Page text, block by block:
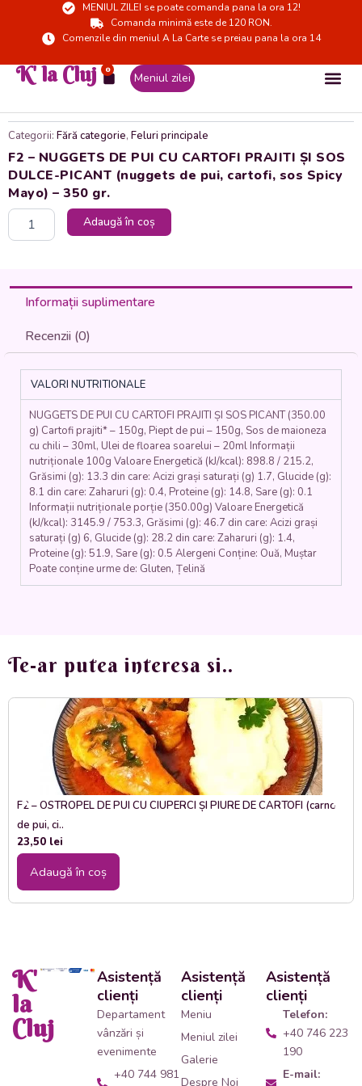
MENIUL ZILEI se poate comanda pana la ora 12!
Comanda minimă este de 120 RON.
Comenzile din meniul A La Carte se preiau pana la ora 14
K' la Cluj 0
Cart Meniul zilei
Categorii: Fără categorie, Feluri principale
F2 – NUGGETS DE PUI CU CARTOFI PRAJITI ȘI SOS
DULCE-PICANT (nuggets de pui, cartofi, sos Spicy
Mayo) – 350 gr.
Cantitate
CARTOFI
PRAJITI
PICANT
(nuggets
cartofi,
Spicy
Mayo)
Adaugă în coș
Informații suplimentare
Recenzii (0)
VALORI NUTRITIONALE
NUGGETS DE PUI CU CARTOFI PRAJITI ȘI SOS PICANT (350.00
g) Cartofi prajiti* – 150g, Piept de pui – 150g, Sos de maioneza
cu chili – 30ml, Ulei de floarea soarelui – 20ml Informații
nutriționale 100g Valoare Energetică (kJ/kcal): 898.8 / 215.2,
Grăsimi (g): 13.3 din care: Acizi grași saturați (g) 1.7, Glucide (g):
8.1 din care: Zaharuri (g): 0.4, Proteine (g): 14.8, Sare (g): 0.1
Informații nutriționale porție (350.00g) Valoare Energetică
(kJ/kcal): 3145.9 / 753.3, Grăsimi (g): 46.7 din care: Acizi grași
saturați (g) 6, Glucide (g): 28.2 din care: Zaharuri (g): 1.4,
Proteine (g): 51.9, Sare (g): 0.5 Alergeni Conține: Ouă, Muștar
Poate conține urme de: Gluten, Țelină
Te-ar putea interesa si..
F2 – OSTROPEL DE PUI CU CIUPERCI ȘI PIURE DE CARTOFI (carne
de pui, ci..
23,50 lei
Adaugă în coș
K'
la
Cluj
Asistență
clienți
Departament
vânzări și
evenimente
+40 744 981
Asistență
clienți
Meniu
Meniul zilei
Galerie
Despre Noi
Asistență
clienți
Telefon:
+40 746 223
190
E-mail: